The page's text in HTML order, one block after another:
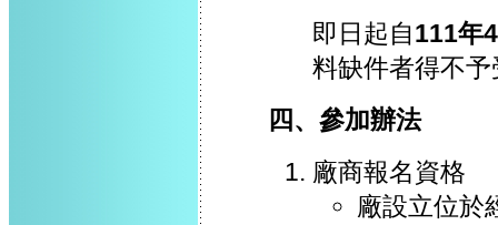
即日起自111年
料缺件者得不
四、參加辦法
廠商報名資格
廠設立位於